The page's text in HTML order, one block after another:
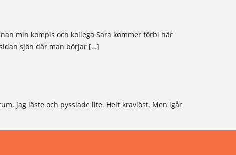
min kompis och kollega Sara kommer förbi här
sjön där man börjar […]
jag läste och pysslade lite. Helt kravlöst. Men igår